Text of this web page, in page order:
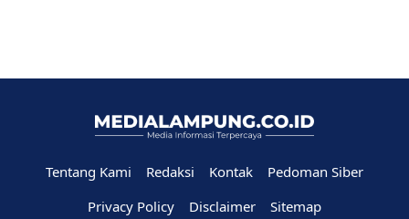
Tentang Kami Redaksi Kontak
Pedoman Siber
Privacy Policy
Disclaimer Sitemap